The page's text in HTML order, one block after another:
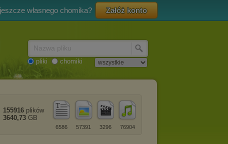
własnego chomika? Załóż konto
pliki chomiki
76904
3296
57391
6586
155916 plików
3640,73 GB